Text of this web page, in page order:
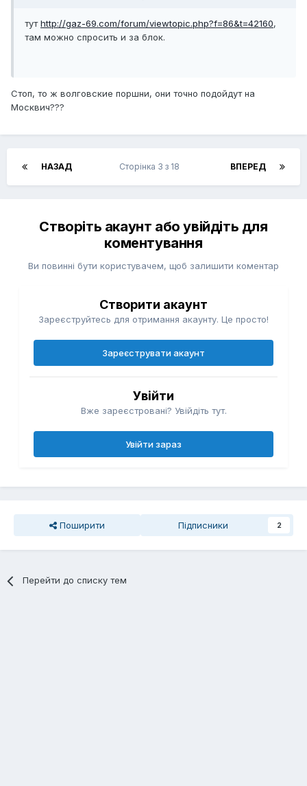
тутhttp://gaz-69.com/forum/viewtopic.php?f=86&t=42160,
там можно спросить и за блок.
Стоп, то ж волговские поршни, они точно подойдут на
Москвич???
НАЗАД ВПЕРЕД
Сторінка 3 з 18
Створіть акаунт або увійдіть для
коментування
Ви повинні бути користувачем, щоб залишити коментар
Створити акаунт
Зареєструйтесь для отримання акаунту. Це просто!
Зареєструвати акаунт
Увійти
Вже зареєстровані? Увійдіть тут.
Увійти зараз
Поширити Підписники 2
Перейти до списку тем